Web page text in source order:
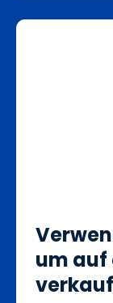
um auf